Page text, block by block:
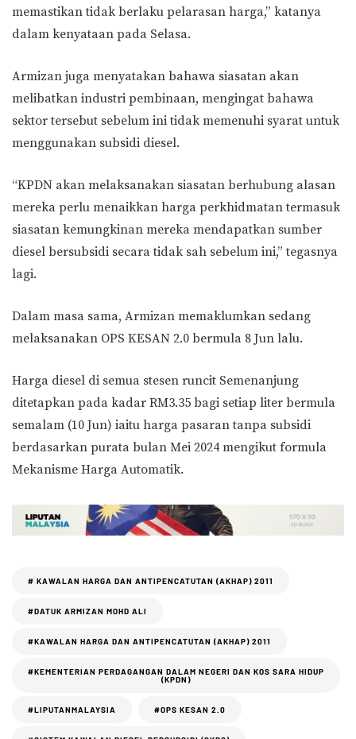
memastikan tidak berlaku pelarasan harga,” katanya
dalam kenyataan pada Selasa.
Armizan juga menyatakan bahawa siasatan akan
melibatkan industri pembinaan, mengingat bahawa
sektor tersebut sebelum ini tidak memenuhi syarat untuk
menggunakan subsidi diesel.
“KPDN akan melaksanakan siasatan berhubung alasan
mereka perlu menaikkan harga perkhidmatan termasuk
siasatan kemungkinan mereka mendapatkan sumber
diesel bersubsidi secara tidak sah sebelum ini,” tegasnya
lagi.
Dalam masa sama, Armizan memaklumkan sedang
melaksanakan OPS KESAN 2.0 bermula 8 Jun lalu.
Harga diesel di semua stesen runcit Semenanjung
ditetapkan pada kadar RM3.35 bagi setiap liter bermula
semalam (10 Jun) iaitu harga pasaran tanpa subsidi
berdasarkan purata bulan Mei 2024 mengikut formula
Mekanisme Harga Automatik.
# KAWALAN HARGA DAN ANTIPENCATUTAN (AKHAP) 2011
#DATUK ARMIZAN MOHD ALI
#KAWALAN HARGA DAN ANTIPENCATUTAN (AKHAP) 2011
#KEMENTERIAN PERDAGANGAN DALAM NEGERI DAN KOS SARA HIDUP
(KPDN)
#LIPUTANMALAYSIA #OPS KESAN 2.0